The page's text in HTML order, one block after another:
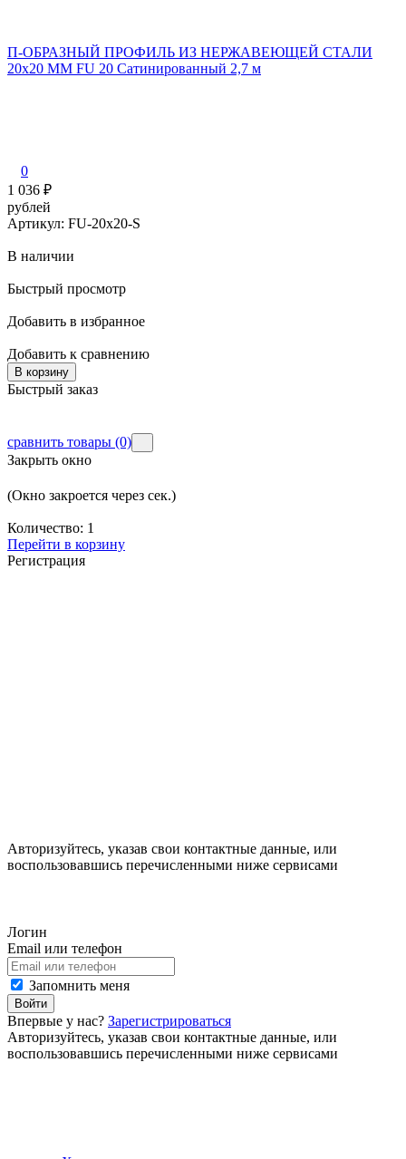
П-ОБРАЗНЫЙ ПРОФИЛЬ ИЗ НЕРЖАВЕЮЩЕЙ СТАЛИ
20x20 ММ FU 20 Сатинированный 2,7 м
0
1 036 ₽
рублей
Артикул: FU-20x20-S
В наличии
Быстрый просмотр
Добавить в избранное
Добавить к сравнению
В корзину
Быстрый заказ
сравнить товары (0)
Закрыть окно
(Окно закроется через сек.)
Количество: 1
Перейти в корзину
Регистрация
Авторизуйтесь, указав свои контактные данные, или
воспользовавшись перечисленными ниже сервисами
Логин
Email или телефон
Запомнить меня
Войти
Впервые у нас? Зарегистрироваться
Авторизуйтесь, указав свои контактные данные, или
воспользовавшись перечисленными ниже сервисами